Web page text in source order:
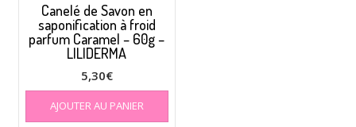
Canelé de Savon en
saponification à froid
parfum Caramel – 60g –
LILIDERMA
5,30€
AJOUTER AU PANIER